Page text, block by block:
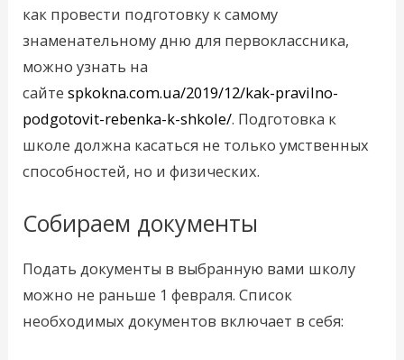
как провести подготовку к самому
знаменательному дню для первоклассника,
можно узнать на
сайтеspkokna.com.ua/2019/12/kak-pravilno-
podgotovit-rebenka-k-shkole/. Подготовка к
школе должна касаться не только умственных
способностей, но и физических.
Собираем документы
Подать документы в выбранную вами школу
можно не раньше 1 февраля. Список
необходимых документов включает в себя: